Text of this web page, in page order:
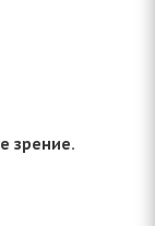
зрение.